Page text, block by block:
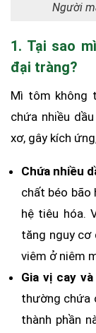
Người
1. Tại sao
đại tràng?
Mì tôm không
chứa nhiều
xơ, gây kích
Chứa nhiều
chất béo bão
hệ tiêu hóa.
tăng nguy cơ
viêm ở niêm
Gia vị cay
thường chứa
thành phần